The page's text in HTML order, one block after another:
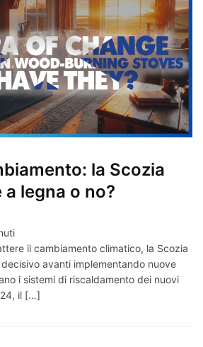
la Scozia
legna o no?
il cambiamento climatico, la Scozia
avanti implementando nuove
i sistemi di riscaldamento dei nuovi
il […]